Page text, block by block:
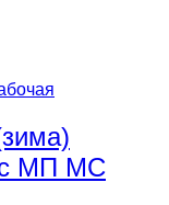
с МП МС